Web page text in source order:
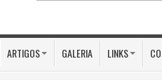
ARTIGOS GALERIA LINKS